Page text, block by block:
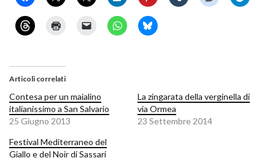
Articoli correlati
Contesa per un maialino
italianissimo a San Salvario
25 Giugno 2013
La zingarata della verginella di
via Ormea
23 Settembre 2014
Festival Mediterraneo del
Giallo e del Noir di Sassari